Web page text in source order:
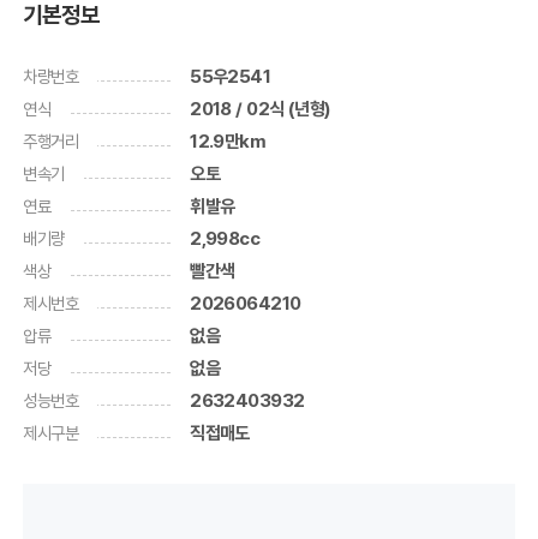
기본정보
차량번호 55우2541
연식 2018 / 02식 (년형)
주행거리 12.9만km
변속기 오토
연료 휘발유
배기량 2,998cc
색상 빨간색
제시번호 2026064210
압류 없음
저당 없음
성능번호 2632403932
제시구분 직접매도